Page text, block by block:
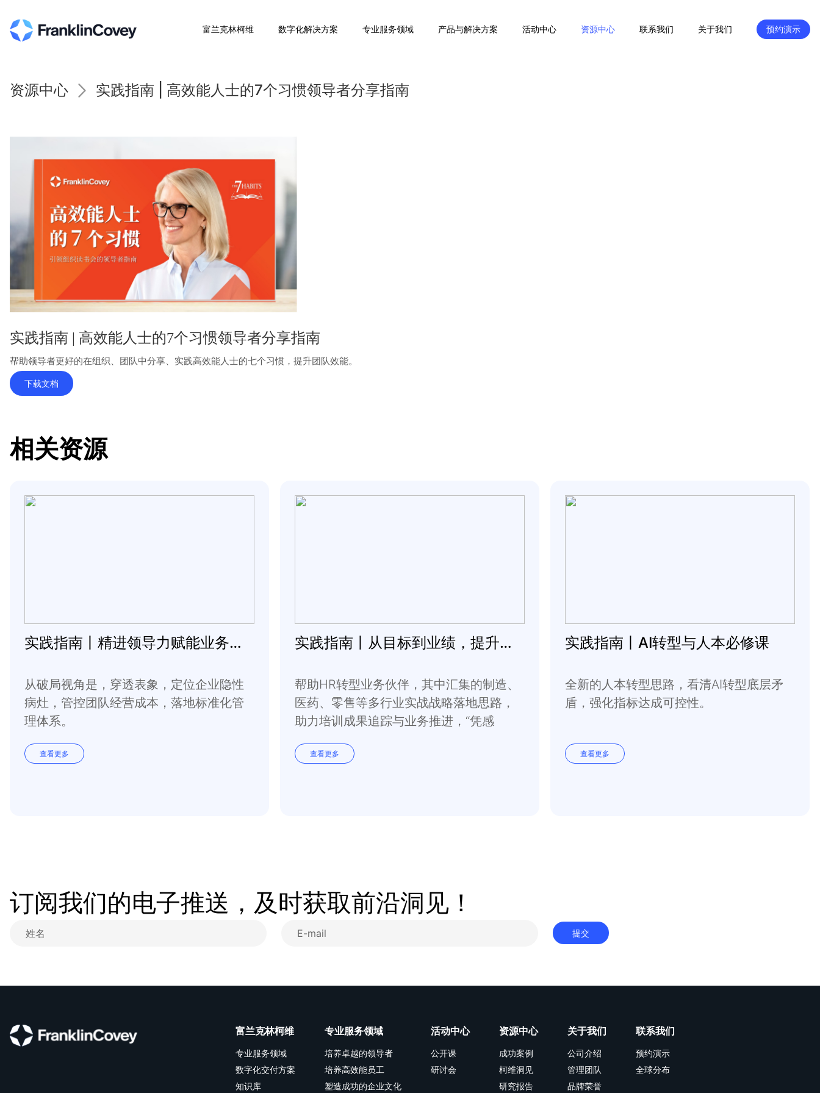
预约演示
关于我们
联系我们
资源中心
活动中心
产品与解决方案
专业服务领域
数字化解决方案
富兰克林柯维
资源中心 实践指南 | 高效能人士的7个习惯领导者分享指南
实践指南 | 高效能人士的7个习惯领导者分享指南
帮助领导者更好的在组织、团队中分享、实践高效能人士的七个习惯，提升团队效能。
下载文档
相关资源
实践指南丨精进领导力赋能业务变革常态化
从破局视角是，穿透表象，定位企业隐性
病灶，管控团队经营成本，落地标准化管
理体系。
查看更多
实践指南丨从目标到业绩，提升达成可控性
帮助HR转型业务伙伴，其中汇集的制造、
医药、零售等多行业实战战略落地思路，
助力培训成果追踪与业务推进，“凭感
然。查看更多
实践指南丨AI转型与人本必修课
全新的人本转型思路，看清AI转型底层矛
盾，强化指标达成可控性。
查看更多
订阅我们的电子推送，及时获取前沿洞见！
提交
富兰克林柯维
专业服务领域
数字化交付方案
知识库
专业服务领域
培养卓越的领导者
培养高效能员工
塑造成功的企业文化
活动中心
公开课
研讨会
资源中心
成功案例
柯维洞见
研究报告
关于我们
公司介绍
管理团队
品牌荣誉
联系我们
预约演示
全球分布